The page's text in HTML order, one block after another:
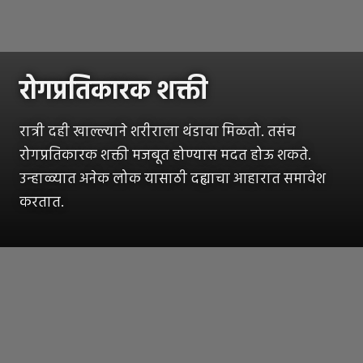
रोगप्रतिकारक शक्ती
रात्री दही खाल्ल्याने शरीराला थंडावा मिळतो. तसंच
रोगप्रतिकारक शक्ती मजबूत होण्यास मदत होऊ शकते.
उन्हाळ्यात अनेक लोक यासाठी दह्याचा आहारात समावेश
करतात.